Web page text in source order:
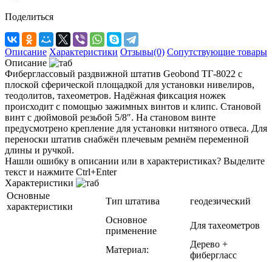
Поделиться
Описание Характеристики Отзывы(0) Сопутствующие товары
Описание
Фиберглассовый раздвижной штатив Geobond ТГ-8022 с
плоской сферической площадкой для установки нивелиров,
теодолитов, тахеометров. Надёжная фиксация ножек
происходит с помощью зажимных винтов и клипс. Становой
винт с дюймовой резьбой 5/8″. На становом винте
предусмотрено крепление для установки нитяного отвеса. Для
переноски штатив снабжён плечевым ремнём переменной
длины и ручкой.
Нашли ошибку в описании или в характеристиках? Выделите
текст и нажмите Ctrl+Enter
Характеристики
Основные
характеристики
Тип штатива
геодезический
Основное
применение
Для тахеометров
Материал:
Дерево +
фибергласс